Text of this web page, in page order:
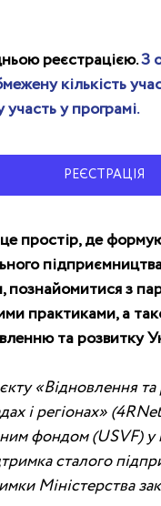
реєстрацією. З
кількість
у програмі.
РЕЄСТРАЦІЯ
простір, де
познайомитися з
практиками, а
та розвитку
«Відновлення
і регіонах»
фондом (USVF) у
сталого
Міністерства